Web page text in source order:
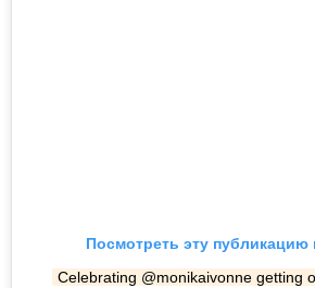
Посмотреть эту публикацию
Celebrating @monikaivonne getting